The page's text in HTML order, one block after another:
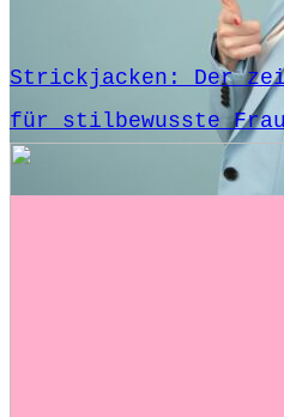
Strickjacken: Der
für stilbewusste